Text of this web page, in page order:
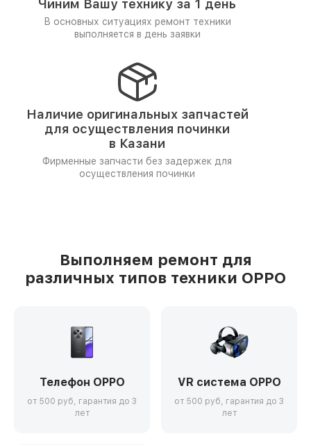
Чиним Вашу технику за 1 день
В основных ситуациях ремонт техники
выполняется в день заявки
Наличие оригинальных запчастей
для осуществления починки
в Казани
Фирменные запчасти без задержек для
осуществления починки
Выполняем ремонт для
различных типов техники OPPO
Телефон OPPO
от 500 руб, гарантия до 3
лет
VR система OPPO
от 500 руб, гарантия до 3
лет